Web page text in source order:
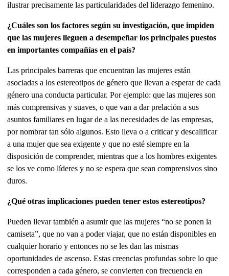
ilustrar precisamente las particularidades del liderazgo femenino.
¿Cuáles son los factores según su investigación, que impiden
que las mujeres lleguen a desempeñar los principales puestos
en importantes compañías en el país?
Las principales barreras que encuentran las mujeres están
asociadas a los estereotipos de género que llevan a esperar de cada
género una conducta particular. Por ejemplo: que las mujeres son
más comprensivas y suaves, o que van a dar prelación a sus
asuntos familiares en lugar de a las necesidades de las empresas,
por nombrar tan sólo algunos. Esto lleva o a criticar y descalificar
a una mujer que sea exigente y que no esté siempre en la
disposición de comprender, mientras que a los hombres exigentes
se los ve como líderes y no se espera que sean comprensivos sino
duros.
¿Qué otras implicaciones pueden tener estos estereotipos?
Pueden llevar también a asumir que las mujeres “no se ponen la
camiseta”, que no van a poder viajar, que no están disponibles en
cualquier horario y entonces no se les dan las mismas
oportunidades de ascenso. Estas creencias profundas sobre lo que
corresponden a cada género, se convierten con frecuencia en